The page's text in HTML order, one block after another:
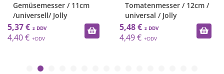
Gemüsemesser / 11cm
/universell/ Jolly
5,37 €
4,40 €
Tomatenmesser / 12cm /
universal / Jolly
5,48 €
4,49 €